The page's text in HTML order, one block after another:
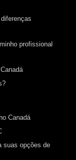
profissional
Canadá
suas opções de